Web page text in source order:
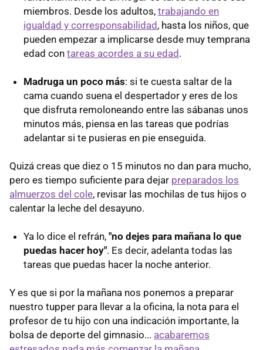
miembros. Desde los adultos, trabajando en
igualdad y corresponsabilidad, hasta los niños, que
pueden empezar a implicarse desde muy temprana
edad con tareas acordes a su edad.
Madruga un poco más: si te cuesta saltar de la
cama cuando suena el despertador y eres de los
que disfruta remoloneando entre las sábanas unos
minutos más, piensa en las tareas que podrías
adelantar si te pusieras en pie enseguida.
Quizá creas que diez o 15 minutos no dan para mucho,
pero es tiempo suficiente para dejar preparados los
almuerzos del cole, revisar las mochilas de tus hijos o
calentar la leche del desayuno.
Ya lo dice el refrán, "no dejes para mañana lo que
puedas hacer hoy". Es decir, adelanta todas las
tareas que puedas hacer la noche anterior.
Y es que si por la mañana nos ponemos a preparar
nuestro tupper para llevar a la oficina, la nota para el
profesor de tu hijo con una indicación importante, la
bolsa de deporte del gimnasio... acabaremos